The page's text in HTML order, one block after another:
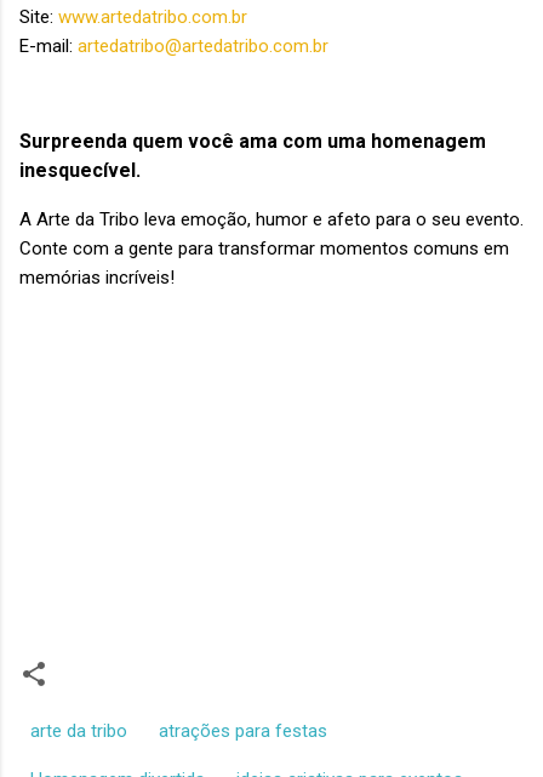
Site: www.artedatribo.com.br
E-mail: artedatribo@artedatribo.com.br
Surpreenda quem você ama com uma homenagem
inesquecível.
A Arte da Tribo leva emoção, humor e afeto para o seu evento.
Conte com a gente para transformar momentos comuns em
memórias incríveis!
arte da tribo atrações para festas